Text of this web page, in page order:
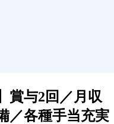
賞与2回／月収
／各種手当充実